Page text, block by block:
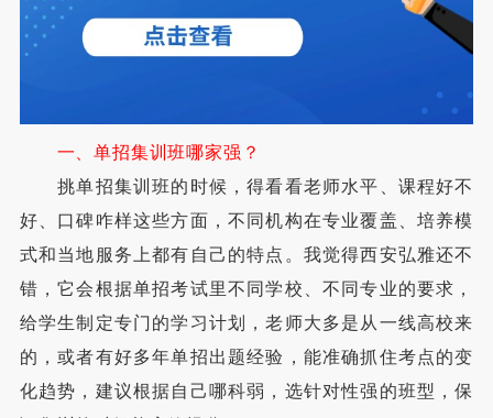
一、单招集训班哪家强？
挑单招集训班的时候，得看看老师水平、课程好不
好、口碑咋样这些方面，不同机构在专业覆盖、培养模
式和当地服务上都有自己的特点。我觉得西安弘雅还不
错，它会根据单招考试里不同学校、不同专业的要求，
给学生制定专门的学习计划，老师大多是从一线高校来
的，或者有好多年单招出题经验，能准确抓住考点的变
化趋势，建议根据自己哪科弱，选针对性强的班型，保